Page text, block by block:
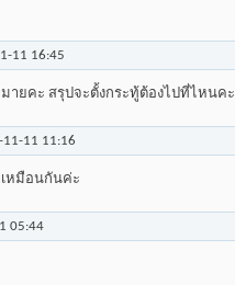
11 16:45
ายคะ สรุปจะตั้งกระทู้ต้องไปที่ไหนคะ
11-11 11:16
หมือนกันค่ะ
05:44